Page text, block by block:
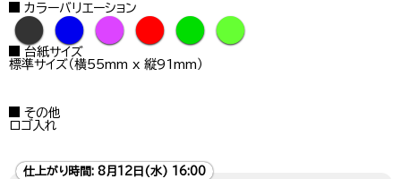
カラーバリエーション
● ● ● ● ● ●
台紙サイズ
標準サイズ（横55mm x 縦91mm）
その他
ロゴ入れ
仕上がり時間: 8月12日(水) 16:00